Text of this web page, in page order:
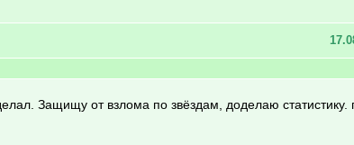
Защищу от взлома по звёздам, доделаю статистику.